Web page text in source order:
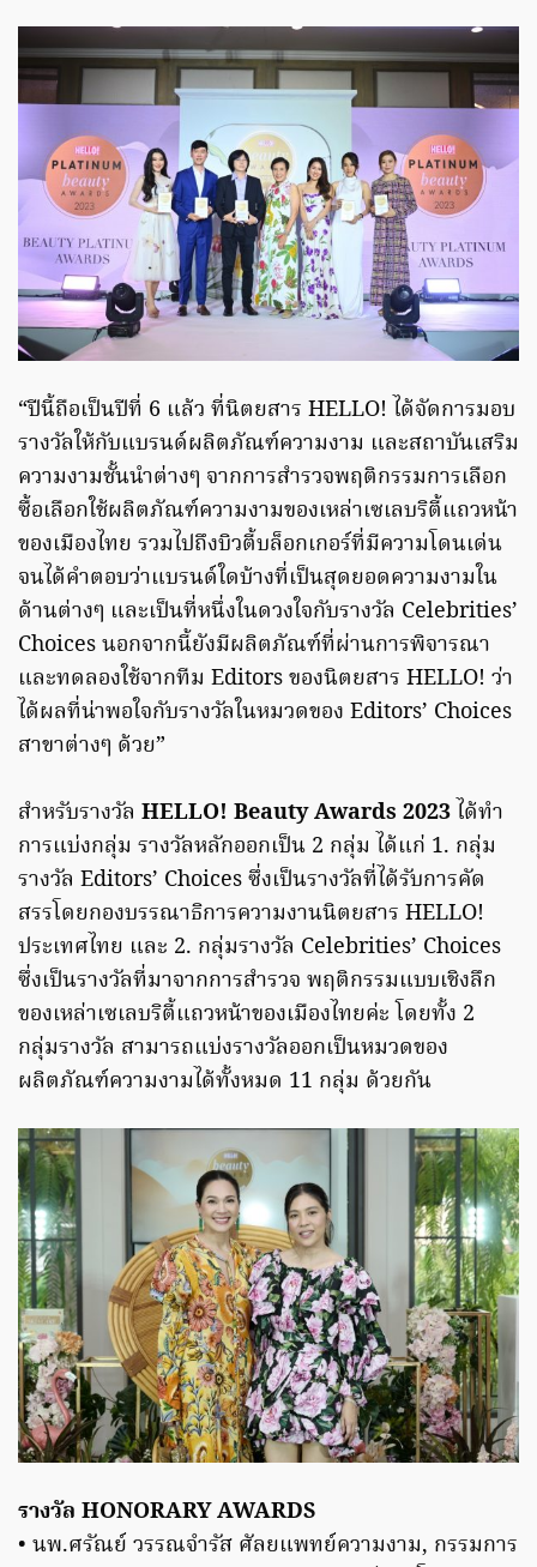
“ปีนี้ถือเป็นปีที่ 6 แล้ว ที่นิตยสาร HELLO! ได้จัดการมอบ
รางวัลให้กับแบรนด์ผลิตภัณฑ์ความงาม และสถาบันเสริม
ความงามชั้นนำต่างๆ จากการสำรวจพฤติกรรมการเลือก
ซื้อเลือกใช้ผลิตภัณฑ์ความงามของเหล่าเซเลบริตี้แถวหน้า
ของเมืองไทย รวมไปถึงบิวตี้บล็อกเกอร์ที่มีความโดนเด่น
จนได้คำตอบว่าแบรนด์ใดบ้างที่เป็นสุดยอดความงามใน
ด้านต่างๆ และเป็นที่หนึ่งในดวงใจกับรางวัล Celebrities’
Choices นอกจากนี้ยังมีผลิตภัณฑ์ที่ผ่านการพิจารณา
และทดลองใช้จากทีม Editors ของนิตยสาร HELLO! ว่า
ได้ผลที่น่าพอใจกับรางวัลในหมวดของ Editors’ Choices
สาขาต่างๆ ด้วย”
สําหรับรางวัล HELLO! Beauty Awards 2023 ได้ทํา
การแบ่งกลุ่ม รางวัลหลักออกเป็น 2 กลุ่ม ได้แก่ 1. กลุ่ม
รางวัล Editors’ Choices ซึ่งเป็นรางวัลที่ได้รับการคัด
สรรโดยกองบรรณาธิการความงานนิตยสาร HELLO!
ประเทศไทย และ 2. กลุ่มรางวัล Celebrities’ Choices
ซึ่งเป็นรางวัลที่มาจากการสํารวจ พฤติกรรมแบบเชิงลึก
ของเหล่าเซเลบริตี้แถวหน้าของเมืองไทยค่ะ โดยทั้ง 2
กลุ่มรางวัล สามารถแบ่งรางวัลออกเป็นหมวดของ
ผลิตภัณฑ์ความงามได้ทั้งหมด 11 กลุ่ม ด้วยกัน
รางวัล HONORARY AWARDS
• นพ.ศรัณย์ วรรณจํารัส ศัลยแพทย์ความงาม, กรรมการ